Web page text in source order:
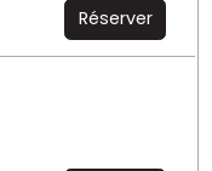
Réserver